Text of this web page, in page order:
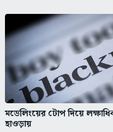
মডেলিংয়ের টোপ দিয়ে
হাওড়ায়